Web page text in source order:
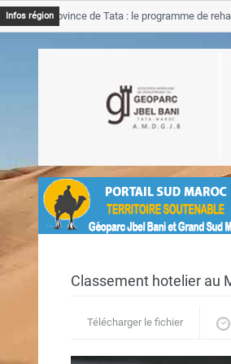
Infos régionProvince de Tata : le programme de
Classement hotelier au
Télécharger le fichier